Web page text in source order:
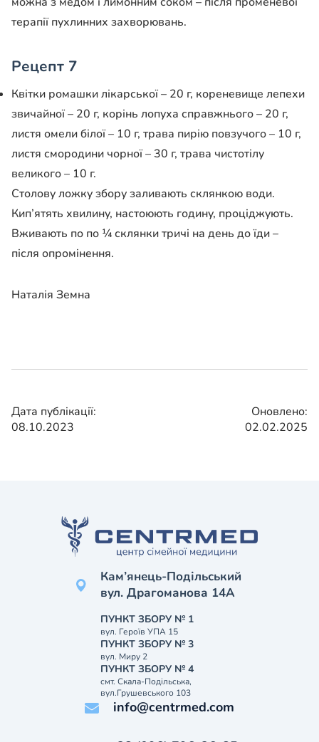
терапії пухлинних захворювань.
Рецепт 7
Квітки ромашки лікарської – 20 г, кореневище лепехи
звичайної – 20 г, корінь лопуха справжнього – 20 г,
листя омели білої – 10 г, трава пирію повзучого – 10 г,
листя смородини чорної – 30 г, трава чистотілу
великого – 10 г.
Столову ложку збору заливають склянкою води.
Кип’ятять хвилину, настоюють годину, проціджують.
Вживають по по ¼ склянки тричі на день до їди –
після опромінення.
Наталія Земна
Дата публікації:
08.10.2023
Оновлено:
02.02.2025
Кам’янець-Подільський
вул. Драгоманова 14А
ПУНКТ ЗБОРУ № 1
вул. Героїв УПА 15
ПУНКТ ЗБОРУ № 3
вул. Миру 2
ПУНКТ ЗБОРУ № 4
смт. Скала-Подільська,
вул.Грушевського 103
info@centrmed.com